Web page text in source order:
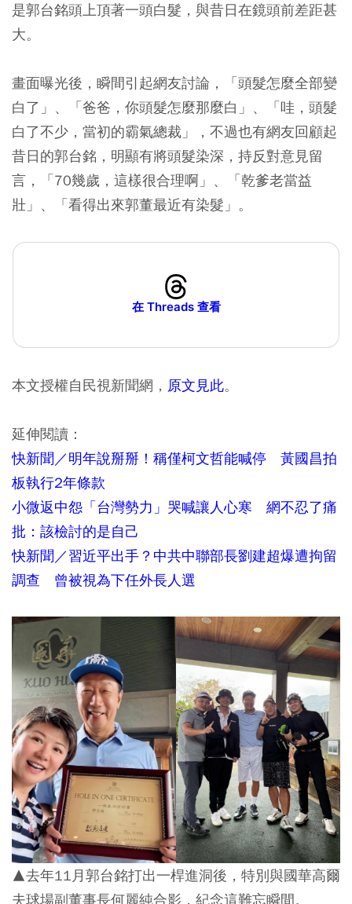
是郭台銘頭上頂著一頭白髮，與昔日在鏡頭前差距甚
大。
畫面曝光後，瞬間引起網友討論，「頭髮怎麼全部變
白了」、「爸爸，你頭髮怎麼那麼白」、「哇，頭髮
白了不少，當初的霸氣總裁」，不過也有網友回顧起
昔日的郭台銘，明顯有將頭髮染深，持反對意見留
言，「70幾歲，這樣很合理啊」、「乾爹老當益
壯」、「看得出來郭董最近有染髮」。
在 Threads 查看
本文授權自民視新聞網， 原文見此。
延伸閱讀：
快新聞／明年說掰掰！稱僅柯文哲能喊停 黃國昌拍
板執行2年條款
小微返中怨「台灣勢力」哭喊讓人心寒 網不忍了痛
批：該檢討的是自己
快新聞／習近平出手？中共中聯部長劉建超爆遭拘留
調查 曾被視為下任外長人選
▲去年11月郭台銘打出一桿進洞後，特別與國華高爾
夫球場副董事長何麗純合影，紀念這難忘瞬間。